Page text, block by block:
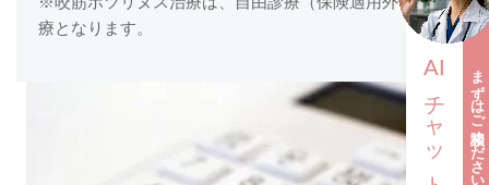
療となります。
AI
チャット相談 まずはご相談ください